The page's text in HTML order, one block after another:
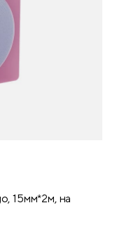
15мм*2м, на